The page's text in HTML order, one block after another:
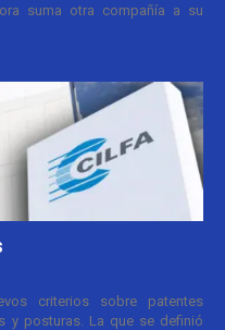
suma otra compañía a su
criterios sobre patentes
y posturas. La que se definió